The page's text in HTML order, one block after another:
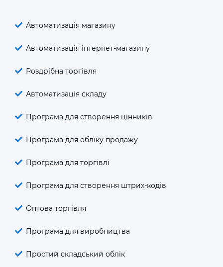
Автоматизація магазину
Автоматизація інтернет-магазину
Роздрібна торгівля
Автоматизація складу
Програма для створення цінників
Програма для обліку продажу
Програма для торгівлі
Програма для створення штрих-кодів
Оптова торгівля
Програма для виробництва
Простий складський облік